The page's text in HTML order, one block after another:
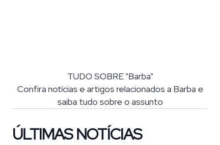
TUDO SOBRE "Barba"
Confira notícias e artigos relacionados a Barba e
saiba tudo sobre o assunto
ÚLTIMAS NOTÍCIAS